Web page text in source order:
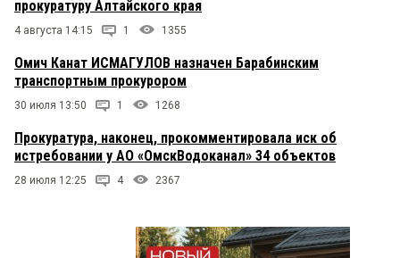
прокуратуру Алтайского края
4 августа 14:15 1 1355
Омич Канат ИСМАГУЛОВ назначен Барабинским
транспортным прокурором
30 июля 13:50 1 1268
Прокуратура, наконец, прокомментировала иск об
истребовании у АО «ОмскВодоканал» 34 объектов
28 июля 12:25 4 2367